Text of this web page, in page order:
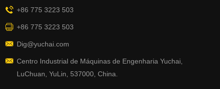
e da América.
+86 775 3223 503
+86 775 3223 503
Dig@yuchai.com
Centro Industrial de Máquinas de Engenharia Yuchai,
LuChuan, YuLin, 537000, China.